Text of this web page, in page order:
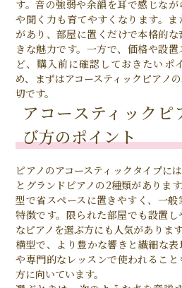
す。音の強弱や余韻を耳で感じな
や聞く力も育てやすくなります。
があり、部屋に置くだけで本格的
きな魅力です。一方で、価格や設
ど、購入前に確認しておきたいポ
め、まずはアコースティックピアノ
切です。
アコースティック
び方のポイント
ピアノのアコースティックタイプに
とグランドピアノの2種類がありま
型で省スペースに置きやすく、一
特徴です。限られた部屋でも設置
なピアノを選ぶ方にも人気がありま
横型で、より豊かな響きと繊細な
や専門的なレッスンで使われるこ
方に向いています。